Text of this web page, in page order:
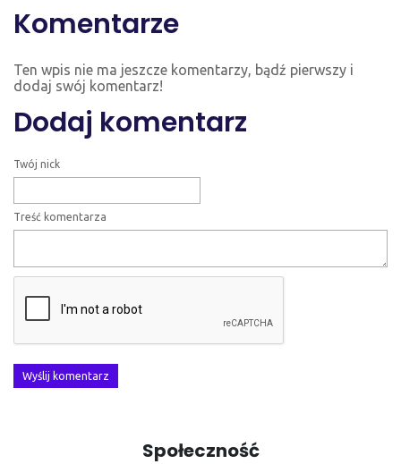
Komentarze
Ten wpis nie ma jeszcze komentarzy, bądź pierwszy i
dodaj swój komentarz!
Dodaj komentarz
Twój nick
Treść komentarza
Wyślij komentarz
Społeczność